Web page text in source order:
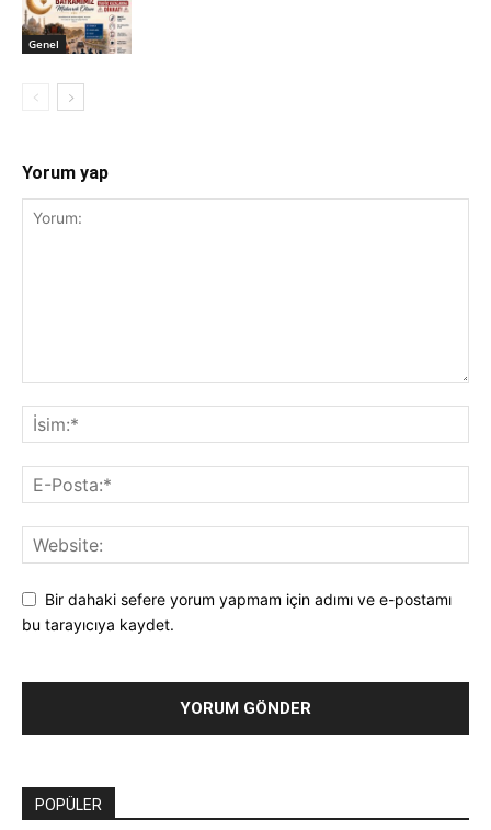
Genel
Yorum yap
Bir dahaki sefere yorum yapmam için adımı ve e-postamı
bu tarayıcıya kaydet.
POPÜLER